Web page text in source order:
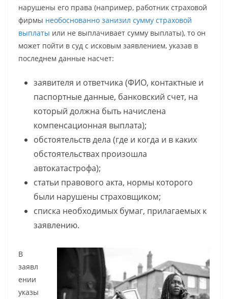
нарушены его права (например, работник страховой
фирмы необоснованно занизил сумму страховой
выплаты или не выплачивает сумму выплаты), то он
может пойти в суд с исковым заявлением, указав в
последнем данные насчет:
заявителя и ответчика (ФИО, контактные и
паспортные данные, банковский счет, на
который должна быть начислена
компенсационная выплата);
обстоятельств дела (где и когда и в каких
обстоятельствах произошла
автокатастрофа);
статьи правового акта, нормы которого
были нарушены страховщиком;
списка необходимых бумаг, прилагаемых к
заявлению.
В
заявл
ении
указы